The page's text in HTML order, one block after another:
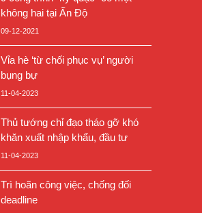
không hai tại Ấn Độ
09-12-2021
Vỉa hè ‘từ chối phục vụ’ người
bụng bự
11-04-2023
Thủ tướng chỉ đạo tháo gỡ khó
khăn xuất nhập khẩu, đầu tư
11-04-2023
Trì hoãn công việc, chống đối
deadline